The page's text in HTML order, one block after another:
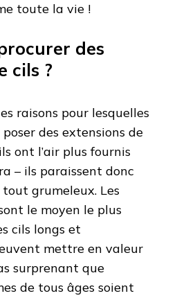
toute la vie !
des
cils ?
raisons pour lesquelles
des extensions de
ont l’air plus fournis
– ils paraissent donc
grumeleux. Les
le moyen le plus
cils longs et
mettre en valeur
surprenant que
de tous âges soient